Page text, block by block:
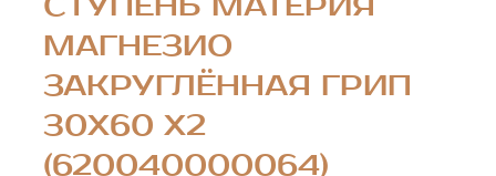
МАГНЕЗИО
ЗАКРУГЛЁННАЯ ГРИП
30X60 X2
(620040000064)